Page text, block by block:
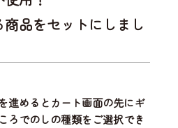
品をセットにしまし
進めるとカート画面の先にギ
ろでのしの種類をご選択でき